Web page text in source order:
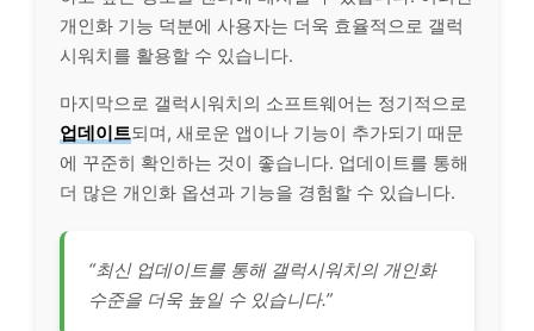
개인화 기능 덕분에 사용자는 더욱 효율적으로 갤럭
시워치를 활용할 수 있습니다.
마지막으로 갤럭시워치의 소프트웨어는 정기적으로
업데이트되며, 새로운 앱이나 기능이 추가되기 때문
에 꾸준히 확인하는 것이 좋습니다. 업데이트를 통해
더 많은 개인화 옵션과 기능을 경험할 수 있습니다.
“최신 업데이트를 통해 갤럭시워치의 개인화
수준을 더욱 높일 수 있습니다.”